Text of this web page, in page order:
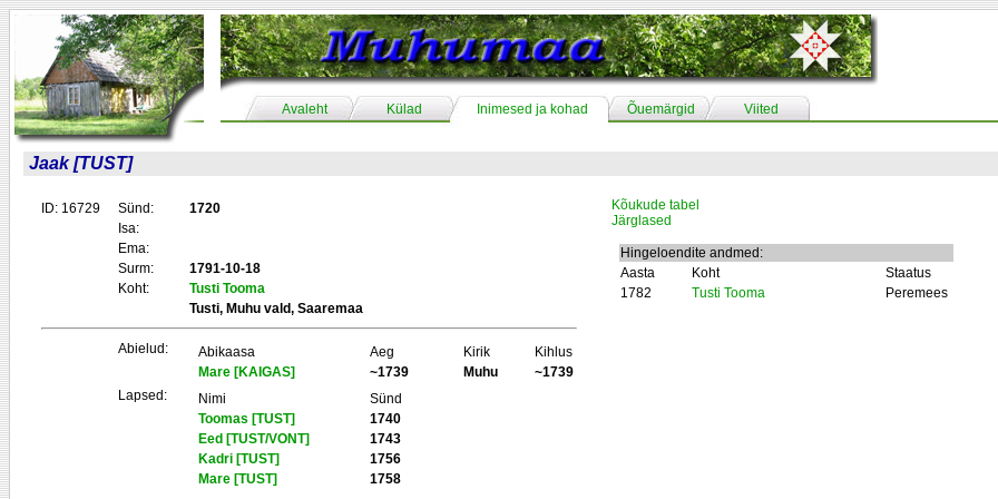
Avaleht Külad Inimesed ja kohad Õuemärgid Viited
Jaak [TUST]
ID: 16729 Sünd:
1720
Isa:
Ema:
Surm:
1791-10-18
Koht:
Tusti Tooma
Tusti, Muhu vald, Saaremaa
Abielud: Abikaasa Aeg Kirik
Kihlus
Mare [KAIGAS]
~1739 Muhu
~1739
Lapsed:
Nimi
Sünd
Toomas [TUST]
1740
Eed [TUST/VONT]
1743
Kadri [TUST]
1756
Mare [TUST]
1758
Kõukude tabel
Järglased
Hingeloendite andmed:
Aasta
Koht
Staatus
1782
Tusti Tooma Peremees